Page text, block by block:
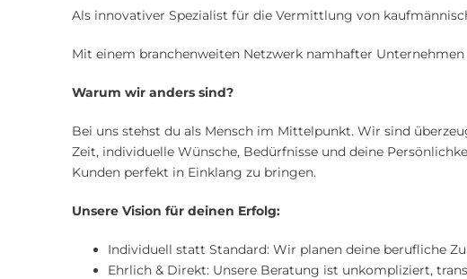
Als innovativer Spezialist für die Vermittlung von
Mit einem branchenweiten Netzwerk namhafter
Warum wir anders sind?
Bei uns stehst du als Mensch im Mittelpunkt. Wir sind
Zeit, individuelle Wünsche, Bedürfnisse und deine
Kunden perfekt in Einklang zu bringen.
Unsere Vision für deinen Erfolg:
Individuell statt Standard: Wir planen deine berufliche
Ehrlich & Direkt: Unsere Beratung ist unkompliziert,